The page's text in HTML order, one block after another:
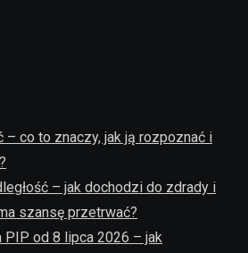
– co to znaczy, jak ją rozpoznać i
– jak dochodzi do zdrady i
szansę przetrwać?
PIP od 8 lipca 2026 – jak